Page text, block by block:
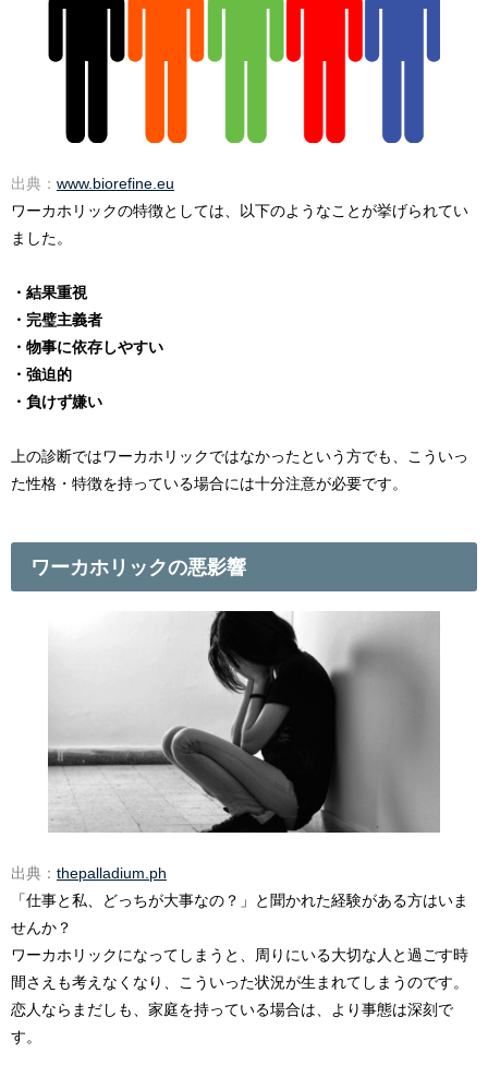
出典： www.biorefine.eu
ワーカホリックの特徴としては、以下のようなことが挙げられてい
ました。
・結果重視
・完璧主義者
・物事に依存しやすい
・強迫的
・負けず嫌い
上の診断ではワーカホリックではなかったという方でも、こういっ
た性格・特徴を持っている場合には十分注意が必要です。
ワーカホリックの悪影響
出典： thepalladium.ph
「仕事と私、どっちが大事なの？」と聞かれた経験がある方はいま
せんか？
ワーカホリックになってしまうと、周りにいる大切な人と過ごす時
間さえも考えなくなり、こういった状況が生まれてしまうのです。
恋人ならまだしも、家庭を持っている場合は、より事態は深刻で
す。